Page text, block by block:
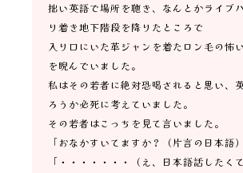
拙い英語で場所を聴き、なんとかライブ
り着き地下階段を降りたところで
入り口にいた革ジャンを着たロン毛の怖
を睨んでいました。
私はその若者に絶対恐喝されると思い、
ろうか必死に考えていました。
その若者はこっちを見て言いました。
「おなかすいてますか？（片言の日本語）
「・・・・・・・（え、日本語話したく